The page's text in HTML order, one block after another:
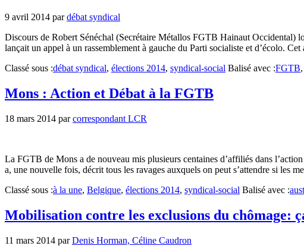
9 avril 2014 pardébat syndical
Discours de Robert Sénéchal (Secrétaire Métallos FGTB Hainaut
lançait un appel à un rassemblement à gauche du Parti socialiste et d’écolo.
Classé sous :débat syndical, élections 2014, syndical-social Balisé avec :FGTB,
Mons : Action et Débat à la FGTB
18 mars 2014 parcorrespondant LCR
La FGTB de Mons a de nouveau mis plusieurs centaines d’affiliés dans
a, une nouvelle fois, décrit tous les ravages auxquels on peut s’attendre si les
Classé sous :à la une, Belgique, élections 2014, syndical-social Balisé avec :
Mobilisation contre les exclusions du chômage:
11 mars 2014 parDenis Horman, Céline Caudron